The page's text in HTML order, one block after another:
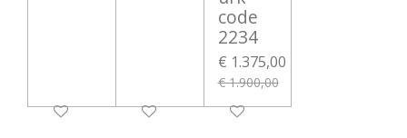
code
2234
€ 1.375,00
€ 1.900,00